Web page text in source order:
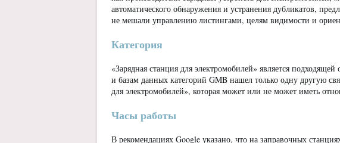
автоматического обнаружения и устранения дубликатов,
не мешали управлению листингами, целям видимости и
Категория
«Зарядная станция для электромобилей» является
и базам данных категорий GMB нашел только одну другую
для электромобилей», которая может или не может иметь
Часы работы
В рекомендациях Google указано, что на заправочных